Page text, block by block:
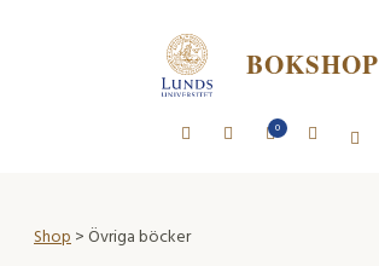
BOKSHOP
0
Shop> Övriga böcker